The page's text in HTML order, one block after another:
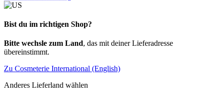
Bist du im richtigen Shop?
Bitte wechsle zum Land, das mit deiner Lieferadresse
übereinstimmt.
Zu Cosmeterie International (English)
Anderes Lieferland wählen